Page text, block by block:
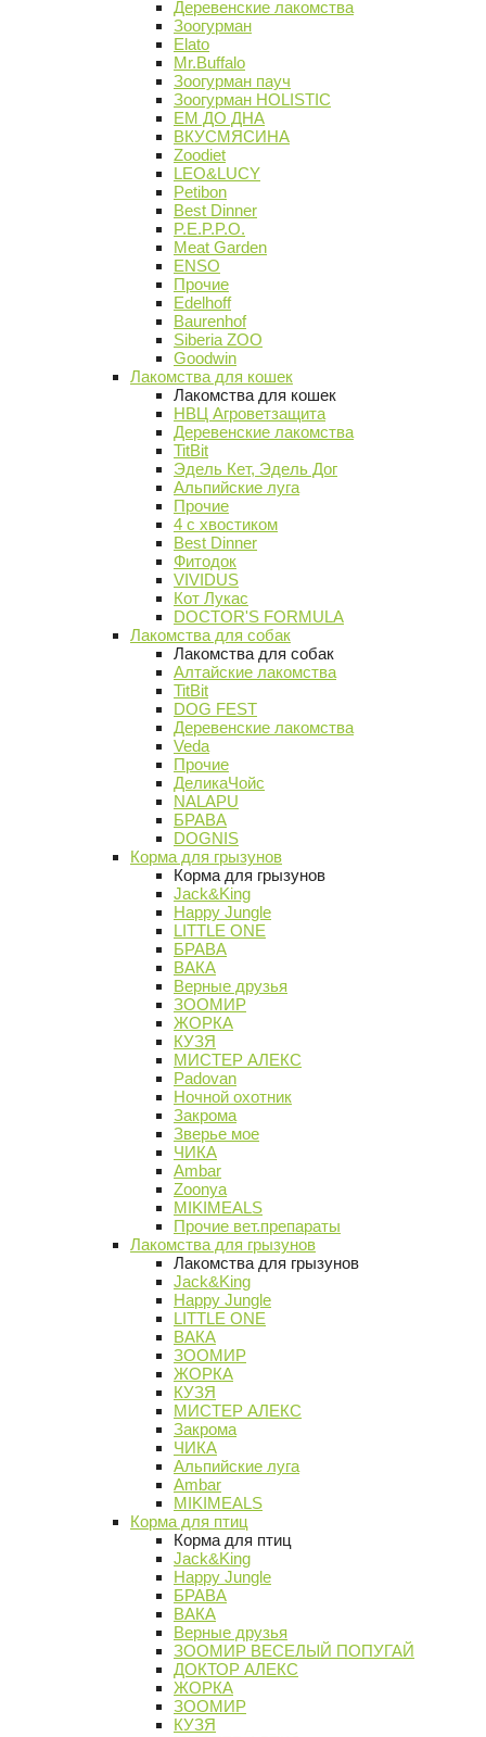
Деревенские лакомства
Зоогурман
Elato
Mr.Buffalo
Зоогурман пауч
Зоогурман HOLISTIC
ЕМ ДО ДНА
ВКУСМЯСИНА
Zoodiet
LEO&LUCY
Petibon
Best Dinner
P.E.P.P.O.
Meat Garden
ENSO
Прочие
Edelhoff
Baurenhof
Siberia ZOO
Goodwin
Лакомства для кошек
Лакомства для кошек
НВЦ Агроветзащита
Деревенские лакомства
TitBit
Эдель Кет, Эдель Дог
Альпийские луга
Прочие
4 с хвостиком
Best Dinner
Фитодок
VIVIDUS
Кот Лукас
DOCTOR'S FORMULA
Лакомства для собак
Лакомства для собак
Алтайские лакомства
TitBit
DOG FEST
Деревенские лакомства
Veda
Прочие
ДеликаЧойс
NALAPU
БРАВА
DOGNIS
Корма для грызунов
Корма для грызунов
Jack&King
Happy Jungle
LITTLE ONE
БРАВА
ВАКА
Верные друзья
ЗООМИР
ЖОРКА
КУЗЯ
МИСТЕР АЛЕКС
Padovan
Ночной охотник
Закрома
Зверье мое
ЧИКА
Ambar
Zoonya
MIKIMEALS
Прочие вет.препараты
Лакомства для грызунов
Лакомства для грызунов
Jack&King
Happy Jungle
LITTLE ONE
ВАКА
ЗООМИР
ЖОРКА
КУЗЯ
МИСТЕР АЛЕКС
Закрома
ЧИКА
Альпийские луга
Ambar
MIKIMEALS
Корма для птиц
Корма для птиц
Jack&King
Happy Jungle
БРАВА
ВАКА
Верные друзья
ЗООМИР ВЕСЕЛЫЙ ПОПУГАЙ
ДОКТОР АЛЕКС
ЖОРКА
ЗООМИР
КУЗЯ